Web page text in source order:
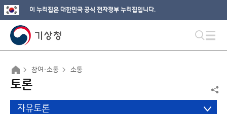
이 누리집은 대한민국 공식 전자정부 누리집입니다.
참여·소통 소통
토론
자유토론